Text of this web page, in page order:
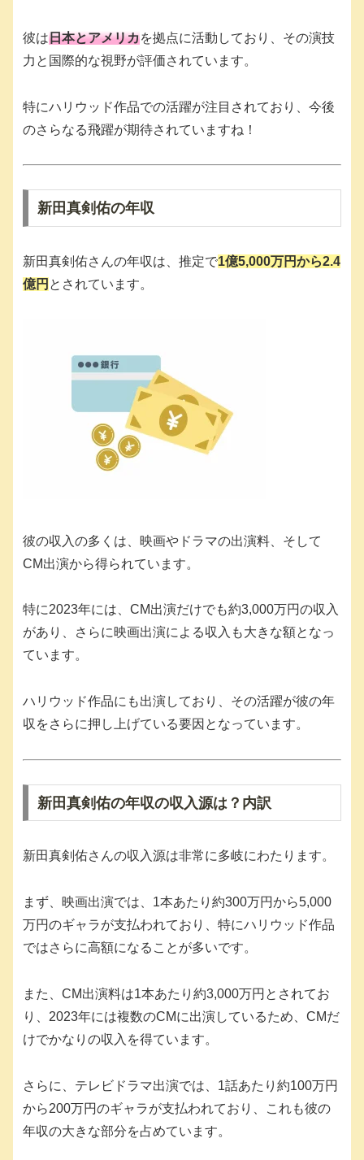
彼は日本とアメリカを拠点に活動しており、その演技
力と国際的な視野が評価されています。
特にハリウッド作品での活躍が注目されており、今後
のさらなる飛躍が期待されていますね！
新田真剣佑の年収
新田真剣佑さんの年収は、推定で1億5,000万円から2.4
億円 とされています。
彼の収入の多くは、映画やドラマの出演料、そして
CM出演から得られています。
特に2023年には、CM出演だけでも約3,000万円の収入
があり、さらに映画出演による収入も大きな額となっ
ています。
ハリウッド作品にも出演しており、その活躍が彼の年
収をさらに押し上げている要因となっています。
新田真剣佑の年収の収入源は？内訳
新田真剣佑さんの収入源は非常に多岐にわたります。
まず、映画出演では、1本あたり約300万円から5,000
万円のギャラが支払われており、特にハリウッド作品
ではさらに高額になることが多いです。
また、CM出演料は1本あたり約3,000万円とされてお
り、2023年には複数のCMに出演しているため、CMだ
けでかなりの収入を得ています。
さらに、テレビドラマ出演では、1話あたり約100万円
から200万円のギャラが支払われており、これも彼の
年収の大きな部分を占めています。